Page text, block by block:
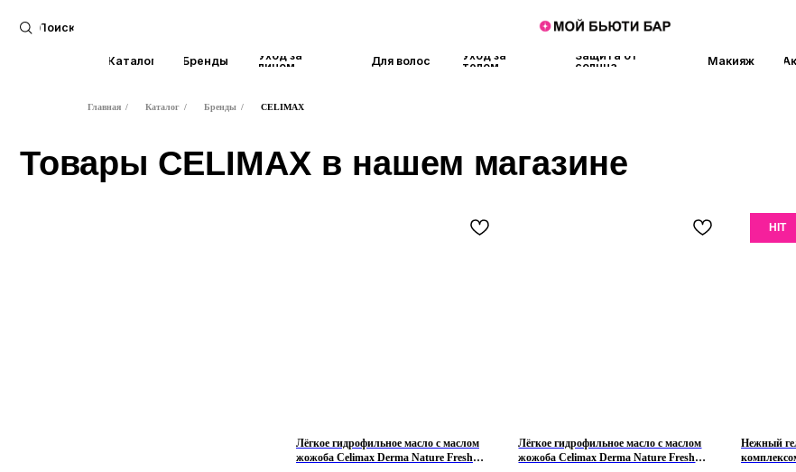
Каталог Бренды
Поиск
лицом
Для волос
телом
Макияж Аксессуары
Главная / Каталог / Бренды / CELIMAX
Товары CELIMAX в нашем магазине
Лёгкое гидрофильное масло с маслом
жожоба Celimax Derma Nature Fresh
Лёгкое гидрофильное масло с маслом
жожоба Celimax Derma Nature Fresh
HIT
Нежный